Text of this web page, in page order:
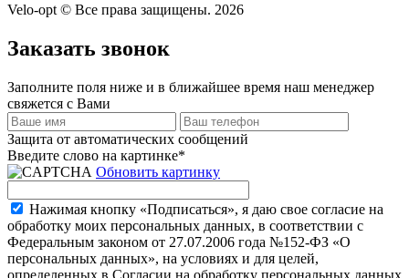
Velo-opt © Все права защищены. 2026
Заказать звонок
Заполните поля ниже и в ближайшее время наш менеджер
свяжется с Вами
Защита от автоматических сообщений
Введите слово на картинке*
Обновить картинку
Нажимая кнопку «Подписаться», я даю свое согласие на
обработку моих персональных данных, в соответствии с
Федеральным законом от 27.07.2006 года №152-ФЗ «О
персональных данных», на условиях и для целей,
определенных в Согласии на обработку персональных данных